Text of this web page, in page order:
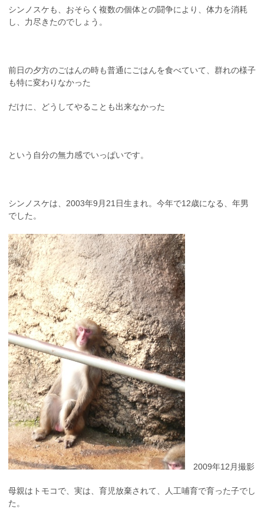
シンノスケも、おそらく複数の個体との闘争により、体力を消耗
し、力尽きたのでしょう。
前日の夕方のごはんの時も普通にごはんを食べていて、群れの様子
も特に変わりなかった
だけに、どうしてやることも出来なかった
という自分の無力感でいっぱいです。
シンノスケは、2003年9月21日生まれ。今年で12歳になる、年男
でした。
2009年12月撮影
母親はトモコで、実は、育児放棄されて、人工哺育で育った子でし
た。